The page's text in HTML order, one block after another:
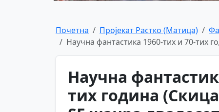
Почетна Пројекат Растко (Матица)
Научна фантастика 1960-тих и 70-тих
Научна
тих година